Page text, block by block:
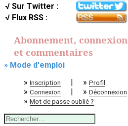
√ Sur Twitter :
√ Flux RSS :
Abonnement, connexion
et commentaires
» Mode d'emploi
» Inscription | » Profil
» Connexion | » Déconnexion
» Mot de passe oublié ?
Rechercher :